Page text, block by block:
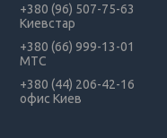
+380 (96) 507-75-63
Киевстар
+380 (66) 999-13-01
МТС
+380 (44) 206-42-16
офис Киев